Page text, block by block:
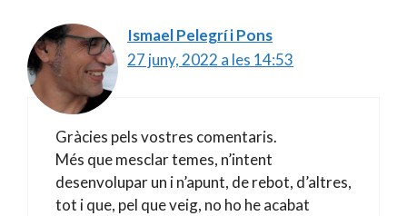
Ismael Pelegrí i Pons
27 juny, 2022 a les 14:53
Gràcies pels vostres comentaris.
Més que mesclar temes, n’intent
desenvolupar un i n’apunt, de rebot, d’altres,
tot i que, pel que veig, no ho he acabat